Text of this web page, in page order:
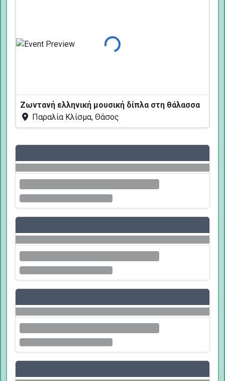
Φόρτωση...
Ζωντανή ελληνική μουσική δίπλα στη θάλασσα
Παραλία Κλίσμα, Θάσος